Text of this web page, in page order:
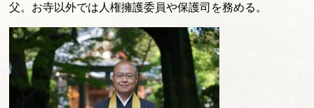
父。お寺以外では人権擁護委員や保護司を務める。